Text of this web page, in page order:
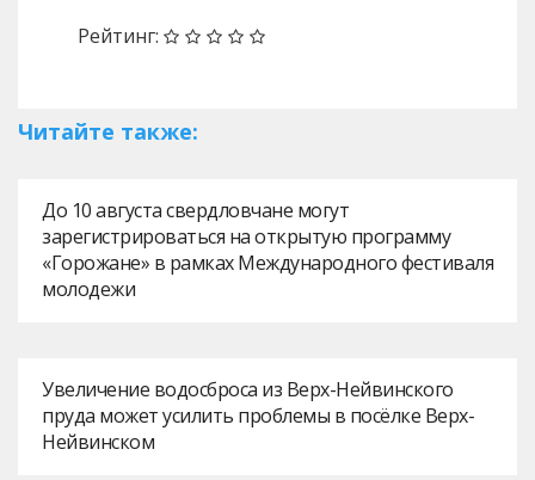
Рейтинг:
Читайте также:
До 10 августа свердловчане могут
зарегистрироваться на открытую программу
«Горожане» в рамках Международного фестиваля
молодежи
Увеличение водосброса из Верх-Нейвинского
пруда может усилить проблемы в посёлке Верх-
Нейвинском